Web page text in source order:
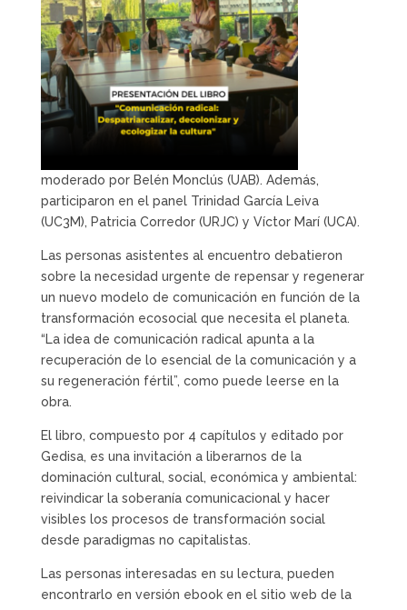
moderado por Belén Monclús (UAB). Además,
participaron en el panel Trinidad García Leiva
(UC3M), Patricia Corredor (URJC) y Víctor Marí (UCA).
Las personas asistentes al encuentro debatieron
sobre la necesidad urgente de repensar y regenerar
un nuevo modelo de comunicación en función de la
transformación ecosocial que necesita el planeta.
“La idea de comunicación radical apunta a la
recuperación de lo esencial de la comunicación y a
su regeneración fértil”, como puede leerse en la
obra.
El libro, compuesto por 4 capítulos y editado por
Gedisa, es una invitación a liberarnos de la
dominación cultural, social, económica y ambiental:
reivindicar la soberanía comunicacional y hacer
visibles los procesos de transformación social
desde paradigmas no capitalistas.
Las personas interesadas en su lectura, pueden
encontrarlo en versión ebook en el sitio web de la